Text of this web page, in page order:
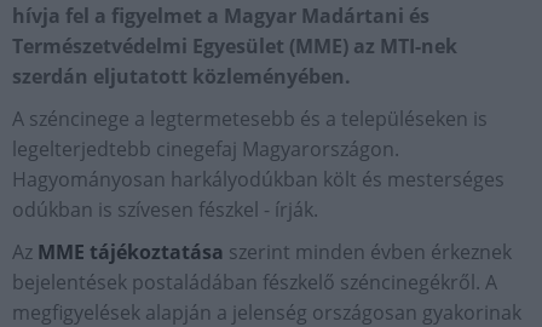
hívja fel a figyelmet a Magyar Madártani és
Természetvédelmi Egyesület (MME) az MTI-nek
szerdán eljutatott közleményében.
A széncinege a legtermetesebb és a településeken is
legelterjedtebb cinegefaj Magyarországon.
Hagyományosan harkályodúkban költ és mesterséges
odúkban is szívesen fészkel - írják.
Az MME tájékoztatása szerint minden évben érkeznek
bejelentések postaládában fészkelő széncinegékről. A
megfigyelések alapján a jelenség országosan gyakorinak